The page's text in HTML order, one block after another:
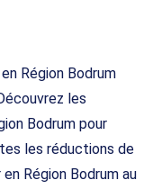
Région Bodrum
les
Bodrum pour
les réductions de
Région Bodrum au